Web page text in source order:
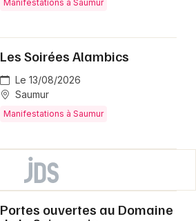
Manifestations à Saumur
Les Soirées Alambics
Le 13/08/2026
Saumur
Manifestations à Saumur
Portes ouvertes au Domaine